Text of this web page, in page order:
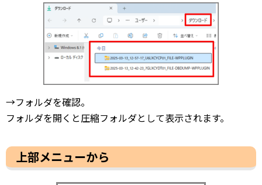
→フォルダを確認。
フォルダを開くと圧縮フォルダとして表示されます。
上部メニューから